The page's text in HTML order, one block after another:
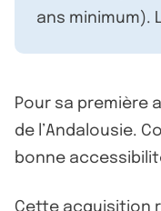
ans
Pour sa première
de l’Andalousie.
bonne
Cette acquisition